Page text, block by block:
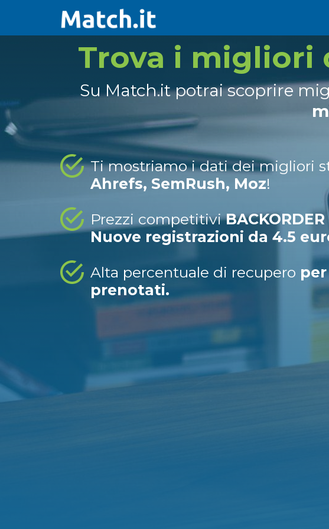
Trova i migliori
Su Match.it potrai scoprire
Ti mostriamo i dati dei migliori
Ahrefs, SemRush, Moz!
Prezzi competitivi
Nuove registrazioni da 4.5
Alta percentuale di recupero
prenotati.